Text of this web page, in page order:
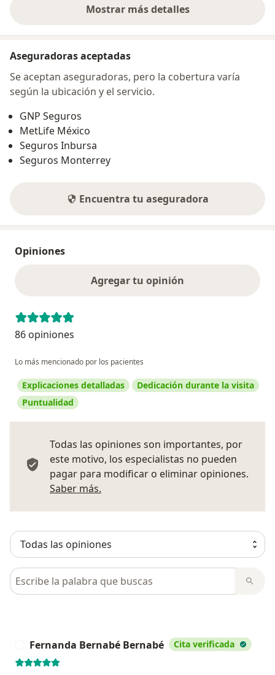
Mostrar más detalles
sobre la dirección
Aseguradoras aceptadas
Se aceptan aseguradoras, pero la cobertura varía
según la ubicación y el servicio.
GNP Seguros
MetLife México
Seguros Inbursa
Seguros Monterrey
Encuentra tu aseguradora
Opiniones
Agregar tu opinión
86 opiniones
Lo más mencionado por los pacientes
Explicaciones detalladas
Dedicación durante la visita
Puntualidad
Todas las opiniones son importantes, por
este motivo, los especialistas no pueden
pagar para modificar o eliminar opiniones.
Saber más.
Busca en opiniones
Fernanda Bernabé Bernabé Cita verificada